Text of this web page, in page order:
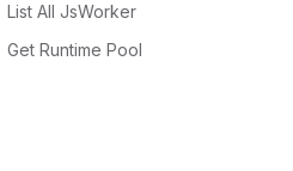
List All JsWorker
Get Runtime Pool